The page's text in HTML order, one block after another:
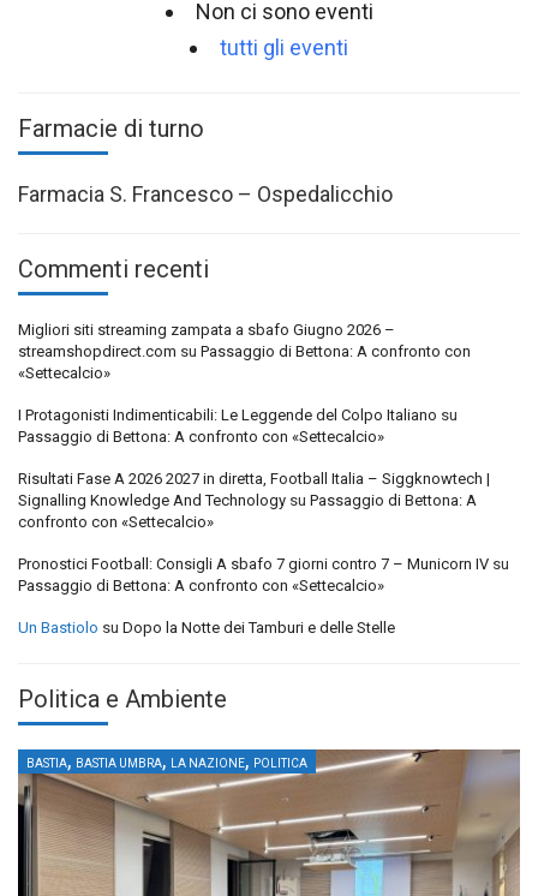
Non ci sono eventi
tutti gli eventi
Farmacie di turno
Farmacia S. Francesco – Ospedalicchio
Commenti recenti
Migliori siti streaming zampata a sbafo Giugno 2026 –
streamshopdirect.com su Passaggio di Bettona: A confronto con
«Settecalcio»
I Protagonisti Indimenticabili: Le Leggende del Colpo Italiano su
Passaggio di Bettona: A confronto con «Settecalcio»
Risultati Fase A 2026 2027 in diretta, Football Italia – Siggknowtech |
Signalling Knowledge And Technology su Passaggio di Bettona: A
confronto con «Settecalcio»
Pronostici Football: Consigli A sbafo 7 giorni contro 7 – Municorn IV su
Passaggio di Bettona: A confronto con «Settecalcio»
Un Bastiolo su Dopo la Notte dei Tamburi e delle Stelle
Politica e Ambiente
BASTIA, BASTIA UMBRA, LA NAZIONE, POLITICA